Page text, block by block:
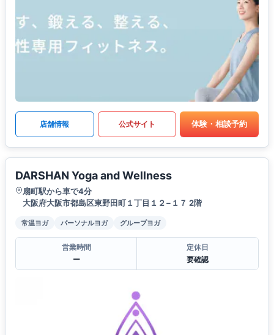
店舗情報 公式サイト 体験・相談予約
DARSHAN Yoga and Wellness
扇町駅から車で4分
大阪府大阪市都島区東野田町１丁目１２−１７ 2階
常温ヨガ パーソナルヨガ グループヨガ
営業時間
ー
定休日
要確認